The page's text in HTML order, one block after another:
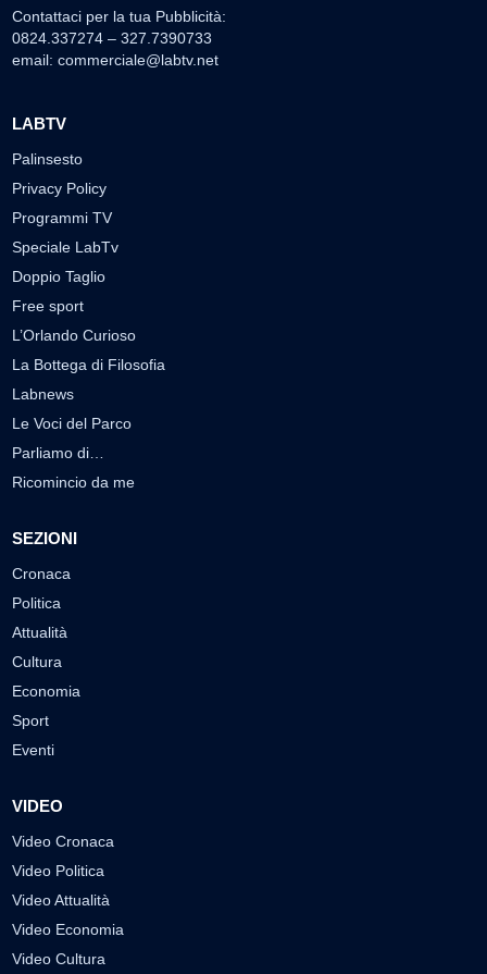
Contattaci per la tua Pubblicità:
0824.337274 – 327.7390733
email: commerciale@labtv.net
LABTV
Palinsesto
Privacy Policy
Programmi TV
Speciale LabTv
Doppio Taglio
Free sport
L’Orlando Curioso
La Bottega di Filosofia
Labnews
Le Voci del Parco
Parliamo di…
Ricomincio da me
SEZIONI
Cronaca
Politica
Attualità
Cultura
Economia
Sport
Eventi
VIDEO
Video Cronaca
Video Politica
Video Attualità
Video Economia
Video Cultura